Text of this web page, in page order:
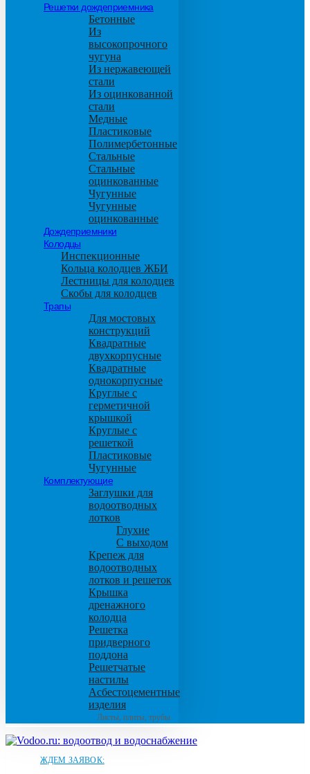
Решетки дождеприемника
Бетонные
Из
высокопрочного
чугуна
Из нержавеющей
стали
Из оцинкованной
стали
Медные
Пластиковые
Полимербетонные
Стальные
Стальные
оцинкованные
Чугунные
Чугунные
оцинкованные
Дождеприемники
Колодцы
Инспекционные
Кольца колодцев ЖБИ
Лестницы для колодцев
Скобы для колодцев
Трапы
Для мостовых
конструкций
Квадратные
двухкорпусные
Квадратные
однокорпусные
Круглые с
герметичной
крышкой
Круглые с
решеткой
Пластиковые
Чугунные
Комплектующие
Заглушки для
водоотводных
лотков
Глухие
С выходом
Крепеж для
водоотводных
лотков и решеток
Крышка
дренажного
колодца
Решетка
придверного
поддона
Решетчатые
настилы
Асбестоцементные
изделия
Листы, плиты, трубы
ЖДЕМ ЗАЯВОК: